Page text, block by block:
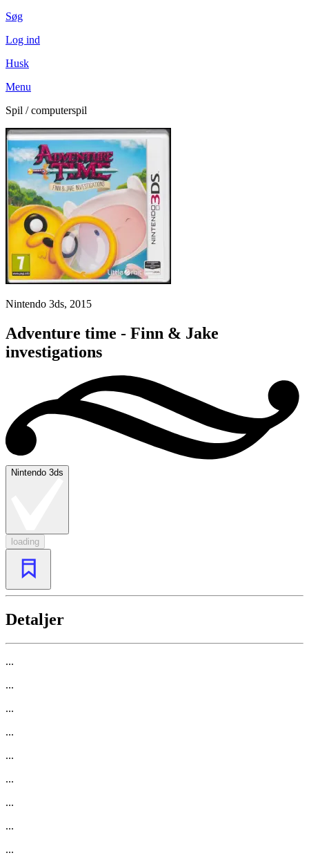
Søg
Log ind
Husk
Menu
Spil / computerspil
Nintendo 3ds, 2015
Adventure time - Finn & Jake
investigations
Nintendo 3ds
loading
Detaljer
...
...
...
...
...
...
...
...
...